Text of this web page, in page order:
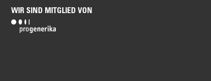
WIR SIND MITGLIED VON